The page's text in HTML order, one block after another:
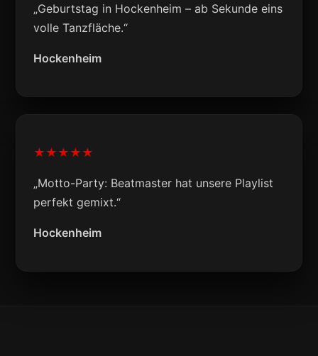
„Geburtstag in Hockenheim – ab Sekunde eins
volle Tanzfläche.“
Hockenheim
★★★★★
„Motto-Party: Beatmaster hat unsere Playlist
perfekt gemixt.“
Hockenheim